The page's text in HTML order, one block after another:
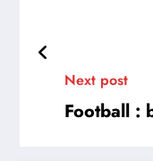
Next post
Football :